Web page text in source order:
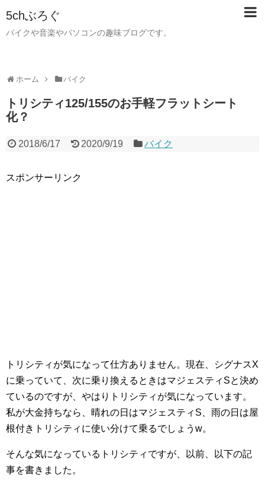
5chぶろぐ
バイクや音楽やパソコンの趣味ブログです。
ホーム バイク
トリシティ125/155のお手軽フラットシート
化？
2018/6/17 2020/9/19 バイク
スポンサーリンク
トリシティが気になって仕方ありません。現在、シグナスX
に乗っていて、次に乗り換えるときはマジェスティSと決め
ているのですが、やはりトリシティが気になっています。
私が大金持ちなら、晴れの日はマジェスティS、雨の日は屋
根付きトリシティに使い分けて乗るでしょうw。
そんな気になっているトリシティですが、以前、以下の記
事を書きました。